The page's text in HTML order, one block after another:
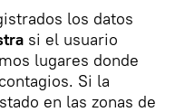
los datos
si el usuario
lugares donde
Si la
en las zonas de